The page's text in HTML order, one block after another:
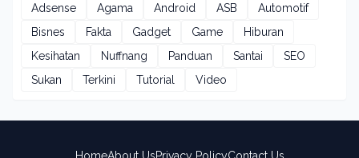
Adsense Agama Android ASB
Automotif
Bisnes
Fakta Gadget Game
Hiburan
Kesihatan
Nuffnang Panduan Santai
SEO
Sukan
Terkini Tutorial Video